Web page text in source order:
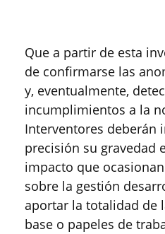
Que a partir de esta
de confirmarse las
y, eventualmente,
incumplimientos a la
Interventores deberán
precisión su gravedad
impacto que
sobre la gestión
aportar la totalidad de
base o papeles de